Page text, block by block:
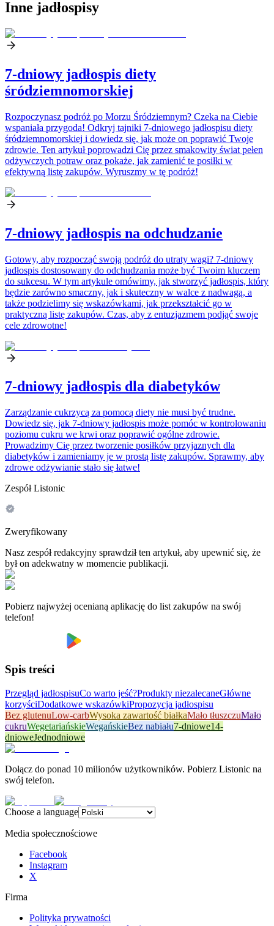
Inne jadłospisy
7-dniowy jadłospis diety
śródziemnomorskiej
Rozpoczynasz podróż po Morzu Śródziemnym? Czeka na Ciebie
wspaniała przygoda! Odkryj tajniki 7-dniowego jadłospisu diety
śródziemnomorskiej i dowiedz się, jak może on poprawić Twoje
zdrowie. Ten artykuł poprowadzi Cię przez smakowity świat pełen
odżywczych potraw oraz pokaże, jak zamienić te posiłki w
efektywną listę zakupów. Wyruszmy w tę podróż!
7-dniowy jadłospis na odchudzanie
Gotowy, aby rozpocząć swoją podróż do utraty wagi? 7-dniowy
jadłospis dostosowany do odchudzania może być Twoim kluczem
do sukcesu. W tym artykule omówimy, jak stworzyć jadłospis, który
będzie zarówno smaczny, jak i skuteczny w walce z nadwagą, a
także podzielimy się wskazówkami, jak przekształcić go w
praktyczną listę zakupów. Czas, aby z entuzjazmem podjąć swoje
cele zdrowotne!
7-dniowy jadłospis dla diabetyków
Zarządzanie cukrzycą za pomocą diety nie musi być trudne.
Dowiedz się, jak 7-dniowy jadłospis może pomóc w kontrolowaniu
poziomu cukru we krwi oraz poprawić ogólne zdrowie.
Prowadzimy Cię przez tworzenie posiłków przyjaznych dla
diabetyków i zamieniamy je w prostą listę zakupów. Sprawmy, aby
zdrowe odżywianie stało się łatwe!
Zespół Listonic
Zweryfikowany
Nasz zespół redakcyjny sprawdził ten artykuł, aby upewnić się, że
był on adekwatny w momencie publikacji.
Pobierz najwyżej ocenianą aplikację do list zakupów na swój
telefon!
Spis treści
Przegląd jadłospisuCo warto jeść?Produkty niezalecaneGłówne
korzyściDodatkowe wskazówkiPropozycja jadłospisu
Bez glutenuLow-carbWysoka zawartość białkaMało tłuszczuMało
cukruWegetariańskieWegańskieBez nabiału7-dniowe14-
dnioweJednodniowe
Dołącz do ponad 10 milionów użytkowników. Pobierz Listonic na
swój telefon.
Choose a language
Media społecznościowe
Facebook
Instagram
X
Firma
Polityka prywatności